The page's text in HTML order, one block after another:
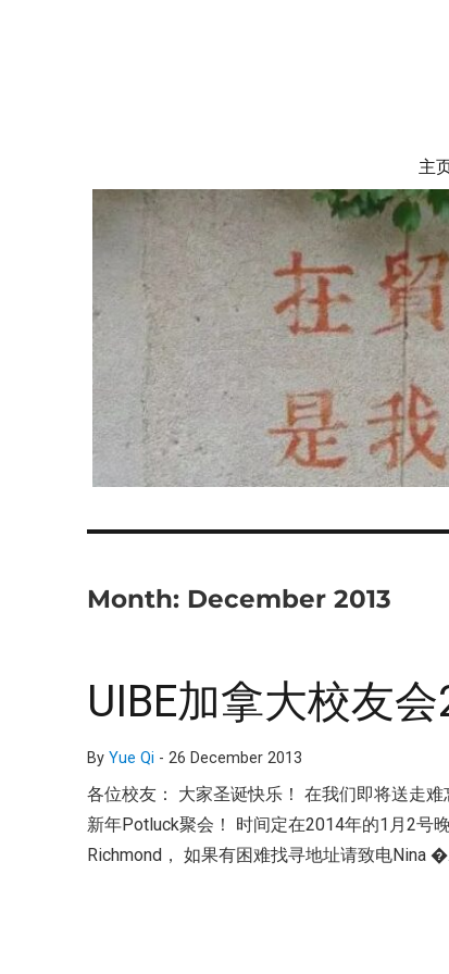
对外经济贸 主
Month: December 2013
UIBE加拿大校友
ByYue Qi -26 December 2013
各位校友： 大家圣诞快乐！ 在我们即将送走
新年Potluck聚会！ 时间定在2014年的1月2号
Richmond， 如果有困难找寻地址请致电Nina